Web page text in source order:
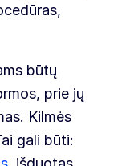
būtų
prie jų
Kilmės
gali būti: